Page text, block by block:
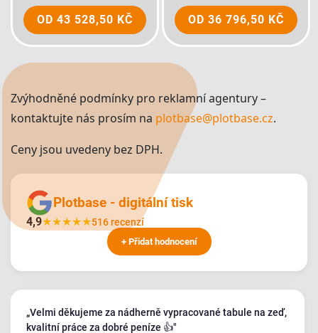
OD 43 528,50 KČ OD36 796,50 KČ
Zvýhodněné podmínky pro reklamní agentury –
kontaktujte nás prosím na plotbase@plotbase.cz.
Ceny jsou uvedeny bez DPH.
Plotbase - digitální tisk
4,9★★★★★516 recenzí
+ Přidat hodnocení
„Velmi děkujeme za nádherně vypracované tabule na zeď,
kvalitní práce za dobré peníze 👍"